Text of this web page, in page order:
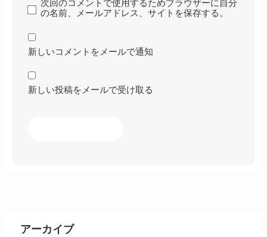
次回のコメントで使用するためブラウザーに自分
の名前、メールアドレス、サイトを保存する。
新しいコメントをメールで通知
新しい投稿をメールで受け取る
アーカイブ